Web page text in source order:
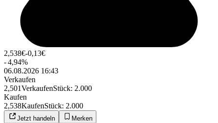
2,538€-0,13€
-4,94%
06.08.2026 16:43
Verkaufen
2,501VerkaufenStück: 2.000
Kaufen
2,538KaufenStück: 2.000
Jetzt handeln Merken